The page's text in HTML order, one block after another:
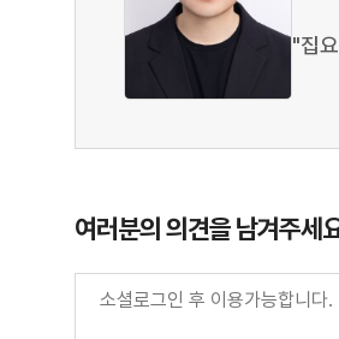
"집
여러분의 의견을 남겨주세